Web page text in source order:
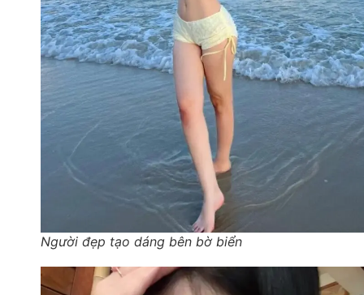
Người đẹp tạo dáng bên bờ biển